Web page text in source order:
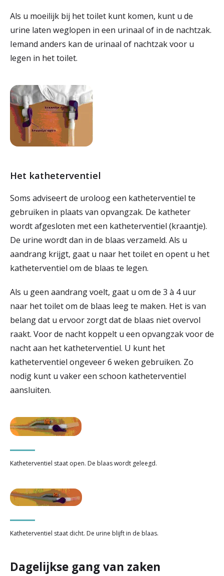
Als u moeilijk bij het toilet kunt komen, kunt u de
urine laten weglopen in een urinaal of in de nachtzak.
Iemand anders kan de urinaal of nachtzak voor u
legen in het toilet.
Het katheterventiel
Soms adviseert de uroloog een katheterventiel te
gebruiken in plaats van opvangzak. De katheter
wordt afgesloten met een katheterventiel (kraantje).
De urine wordt dan in de blaas verzameld. Als u
aandrang krijgt, gaat u naar het toilet en opent u het
katheterventiel om de blaas te legen.
Als u geen aandrang voelt, gaat u om de 3 à 4 uur
naar het toilet om de blaas leeg te maken. Het is van
belang dat u ervoor zorgt dat de blaas niet overvol
raakt. Voor de nacht koppelt u een opvangzak voor de
nacht aan het katheterventiel. U kunt het
katheterventiel ongeveer 6 weken gebruiken. Zo
nodig kunt u vaker een schoon katheterventiel
aansluiten.
Katheterventiel staat open. De blaas wordt geleegd.
Katheterventiel staat dicht. De urine blijft in de blaas.
Dagelijkse gang van zaken